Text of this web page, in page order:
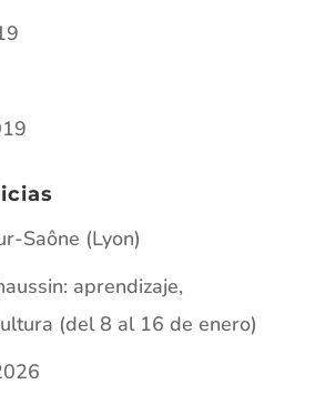
Saône (Lyon)
aprendizaje,
(del 8 al 16 de enero)